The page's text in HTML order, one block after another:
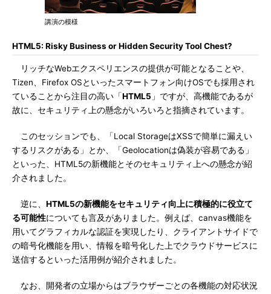
講演の模様
HTML5: Risky Business or Hidden Security Tool Chest?
リッチなWebエクスペリエンスの提供が可能となることや、
Tizen、Firefox OSといったスマートフォン向けOSでも採用され
ていることから注目の高い「HTML5 」ですが、高機能であるが
故に、セキュリティ上の懸念がいろいろと指摘されています。
このセッションでも、「Local StorageはXSSで簡単に漏えい
するリスクがある」とか、「Geolocationは偽装が容易である」
といった、HTML5の新機能とそのセキュリティ上への懸念が紹
介されました。
逆に、 HTML5の新機能をセキュリティ向上に積極的に役立て
る可能性についても言及がありました。例えば、canvas機能を
用いてグラフィカルな認証を実現したり、クライアントサイドで
の暗号化機能を用い、情報を暗号化した上でクラウドサービスに
送信するといった活用例が紹介されました。
なお、開発者の立場からはブラウザーごとの各機能の対応状況